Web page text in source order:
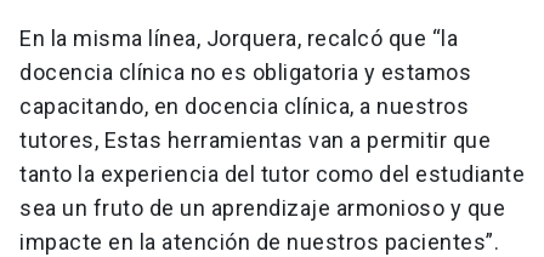
En la misma línea, Jorquera, recalcó que “la
docencia clínica no es obligatoria y estamos
capacitando, en docencia clínica, a nuestros
tutores, Estas herramientas van a permitir que
tanto la experiencia del tutor como del estudiante
sea un fruto de un aprendizaje armonioso y que
impacte en la atención de nuestros pacientes”.